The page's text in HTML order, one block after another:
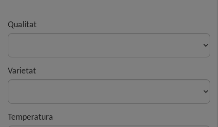
Qualitat
Varietat
Temperatura